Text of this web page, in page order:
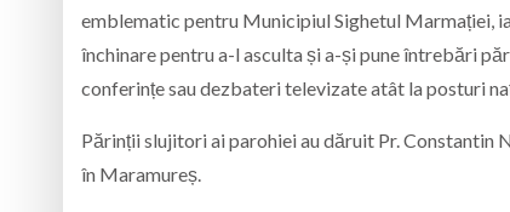
emblematic pentru Municipiul Sighetul Marmației,
închinare pentru a-l asculta și a-și pune întrebări
conferințe sau dezbateri televizate atât la posturi
Părinții slujitori ai parohiei au dăruit Pr.
în Maramureș.